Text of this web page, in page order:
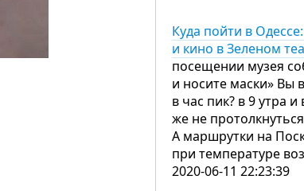
Куда пойти в
и кино в Зеленом
посещении музея
и носите маски» Вы
в час пик? в 9 утра и
же не
А маршрутки на
при температуре
2020-06-11 22:23:39